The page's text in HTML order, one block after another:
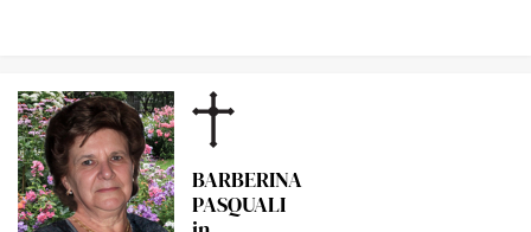
BARBERINA
PASQUALI